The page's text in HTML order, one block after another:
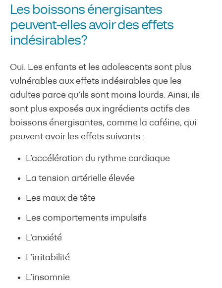
Les boissons énergisantes
peuvent-elles avoir des effets
indésirables?
Oui. Les enfants et les adolescents sont plus
vulnérables aux effets indésirables que les
adultes parce qu’ils sont moins lourds. Ainsi, ils
sont plus exposés aux ingrédients actifs des
boissons énergisantes, comme la caféine, qui
peuvent avoir les effets suivants :
L’accélération du rythme cardiaque
La tension artérielle élevée
Les maux de tête
Les comportements impulsifs
L’anxiété
L’irritabilité
L’insomnie